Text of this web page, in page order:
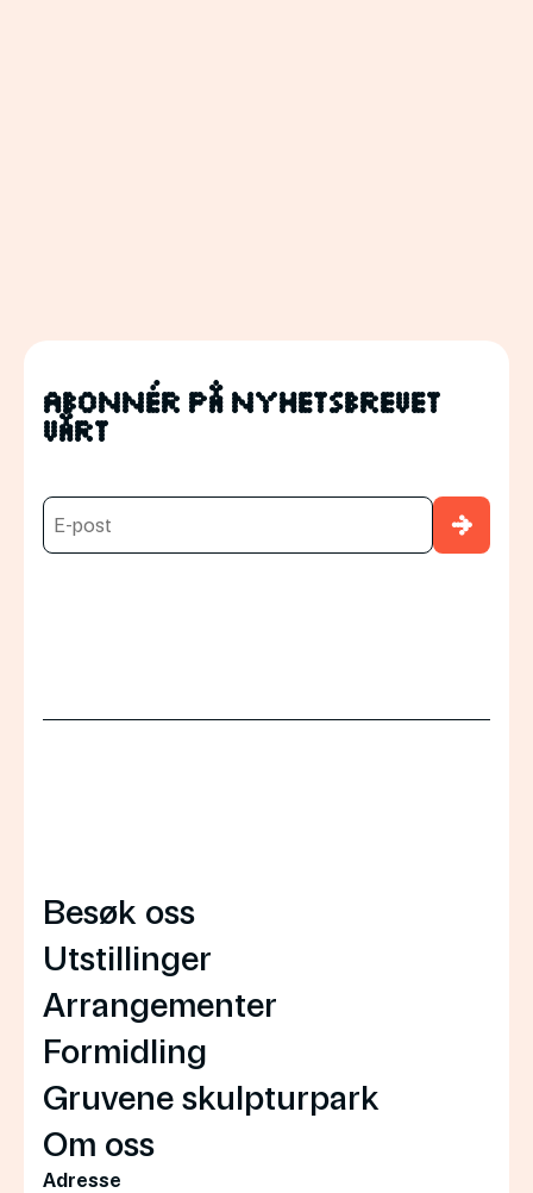
Abonnér på nyhetsbrevet
vårt
→
Besøk oss
Utstillinger
Arrangementer
Formidling
Gruvene skulpturpark
Om oss
Adresse